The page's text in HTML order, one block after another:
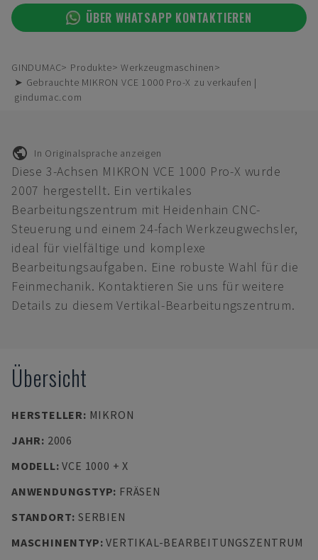
ÜBER WHATSAPP KONTAKTIEREN
GINDUMAC Produkte
Werkzeugmaschinen
➤ Gebrauchte MIKRON VCE 1000 Pro-X zu verkaufen |
gindumac.com
In Originalsprache anzeigen
Diese 3-Achsen MIKRON VCE 1000 Pro-X wurde
2007 hergestellt. Ein vertikales
Bearbeitungszentrum mit Heidenhain CNC-
Steuerung und einem 24-fach Werkzeugwechsler,
ideal für vielfältige und komplexe
Bearbeitungsaufgaben. Eine robuste Wahl für die
Feinmechanik. Kontaktieren Sie uns für weitere
Details zu diesem Vertikal-Bearbeitungszentrum.
Übersicht
HERSTELLER: MIKRON
JAHR: 2006
MODELL:VCE 1000 + X
ANWENDUNGSTYP: FRÄSEN
STANDORT: SERBIEN
MASCHINENTYP:VERTIKAL-BEARBEITUNGSZENTRUM